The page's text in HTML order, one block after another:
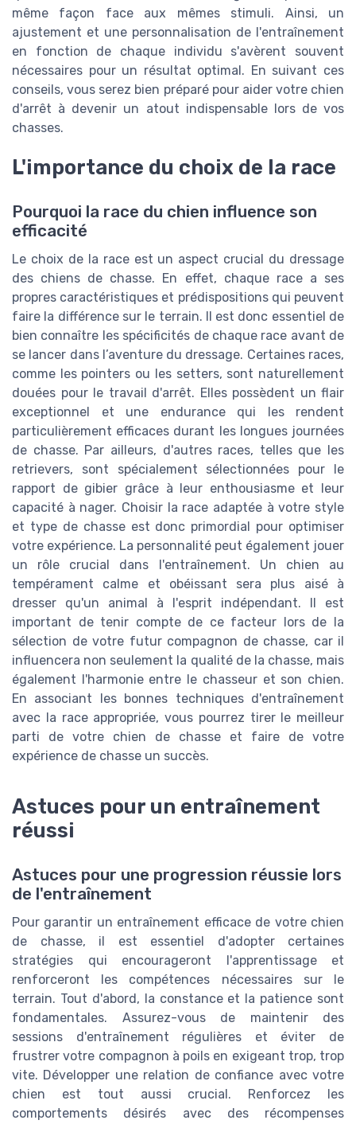
même façon face aux mêmes stimuli. Ainsi, un
ajustement et une personnalisation de l'entraînement
en fonction de chaque individu s'avèrent souvent
nécessaires pour un résultat optimal. En suivant ces
conseils, vous serez bien préparé pour aider votre chien
d'arrêt à devenir un atout indispensable lors de vos
chasses.
L'importance du choix de la race
Pourquoi la race du chien influence son
efficacité
Le choix de la race est un aspect crucial du dressage
des chiens de chasse. En effet, chaque race a ses
propres caractéristiques et prédispositions qui peuvent
faire la différence sur le terrain. Il est donc essentiel de
bien connaître les spécificités de chaque race avant de
se lancer dans l’aventure du dressage. Certaines races,
comme les pointers ou les setters, sont naturellement
douées pour le travail d'arrêt. Elles possèdent un flair
exceptionnel et une endurance qui les rendent
particulièrement efficaces durant les longues journées
de chasse. Par ailleurs, d'autres races, telles que les
retrievers, sont spécialement sélectionnées pour le
rapport de gibier grâce à leur enthousiasme et leur
capacité à nager. Choisir la race adaptée à votre style
et type de chasse est donc primordial pour optimiser
votre expérience. La personnalité peut également jouer
un rôle crucial dans l'entraînement. Un chien au
tempérament calme et obéissant sera plus aisé à
dresser qu'un animal à l'esprit indépendant. Il est
important de tenir compte de ce facteur lors de la
sélection de votre futur compagnon de chasse, car il
influencera non seulement la qualité de la chasse, mais
également l'harmonie entre le chasseur et son chien.
En associant les bonnes techniques d'entraînement
avec la race appropriée, vous pourrez tirer le meilleur
parti de votre chien de chasse et faire de votre
expérience de chasse un succès.
Astuces pour un entraînement
réussi
Astuces pour une progression réussie lors
de l'entraînement
Pour garantir un entraînement efficace de votre chien
de chasse, il est essentiel d'adopter certaines
stratégies qui encourageront l'apprentissage et
renforceront les compétences nécessaires sur le
terrain. Tout d'abord, la constance et la patience sont
fondamentales. Assurez-vous de maintenir des
sessions d'entraînement régulières et éviter de
frustrer votre compagnon à poils en exigeant trop, trop
vite. Développer une relation de confiance avec votre
chien est tout aussi crucial. Renforcez les
comportements désirés avec des récompenses